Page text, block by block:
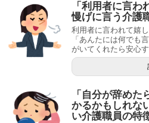
「利用者に言わ
慢げに言う介護
利用者に言われて嬉
「あんたには何でも
がいてくれたら安心
「自分が辞め
かるかもしれな
い介護職員の特